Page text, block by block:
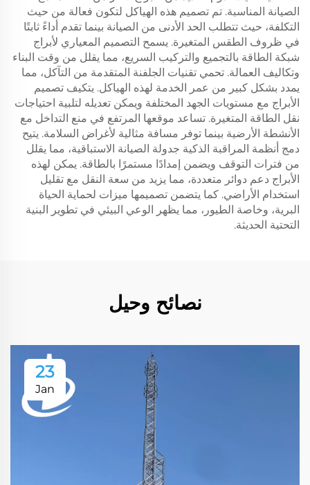
الصيانة المناسبة. تم تصميم هذه الهياكل لتكون فعالة من حيث
التكلفة، حيث تتطلب الحد الأدنى من الصيانة بينما تقدم أداءً ثابتًا
في ظروف الطقس المتغيرة. يسمح التصميم المعياري لأبراج
شبكة الطاقة بالتجميع والتركيب السريع، مما يقلل من وقت البناء
وتكاليف العمالة. تحمي تقنيات الجلفنة المتقدمة من التآكل، مما
يمدد بشكل كبير من عمر الخدمة لهذه الهياكل. يتكيف تصميم
الأبراج مع مستويات الجهد المختلفة ويمكن تعديله لتلبية احتياجات
نقل الطاقة المتغيرة. تساعد موقعها المرتفع في منع التداخل مع
الأنشطة الأرضية بينما توفر مسافة مثالية لأغراض السلامة. يتيح
دمج أنظمة المراقبة الذكية جدولة الصيانة الاستباقية، مما يقلل
من فترات التوقف ويضمن إمدادًا مستمرًا بالطاقة. يمكن لهذه
الأبراج دعم دوائر متعددة، مما يزيد من سعة النقل مع تقليل
استخدام الأراضي. كما يتضمن تصميمها ميزات لحماية الحياة
البرية، وخاصة الطيور، مما يظهر الوعي البيئي في تطوير البنية
التحتية الحديثة.
نصائح وحيل
23
Jan